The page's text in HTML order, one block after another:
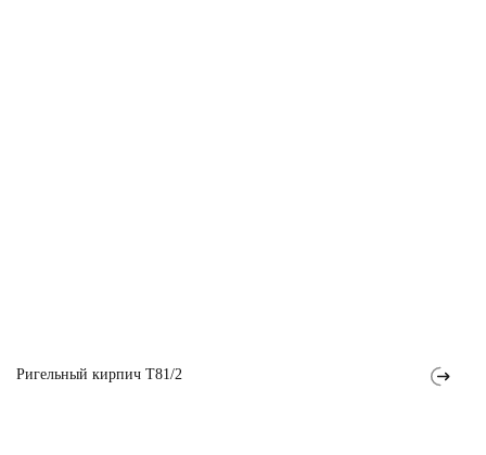
Ригельный кирпич T81/2